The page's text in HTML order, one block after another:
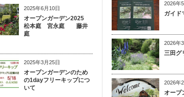
2026年
ガイド
2026年
三田グ
2026年
オープ
2025年6月10日
オープンガーデン2025
松本庭 宮永庭 藤井
庭
2025年3月25日
オープンガーデンのため
の1dayフリーキップにつ
いて